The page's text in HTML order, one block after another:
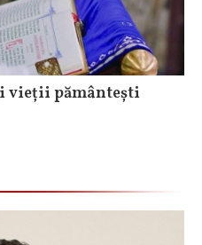
vieții pământești